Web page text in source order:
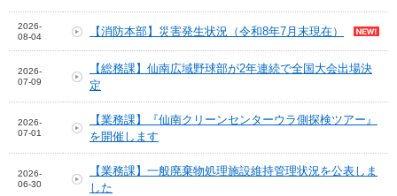
2026-
08-04
【消防本部】災害発生状況（令和8年7月末現在）
2026-
07-09
【総務課】仙南広域野球部が2年連続で全国大会出場決
定
2026-
07-01
【業務課】『仙南クリーンセンターウラ側探検ツアー』
を開催します
2026-
06-30
【業務課】一般廃棄物処理施設維持管理状況を公表しま
した